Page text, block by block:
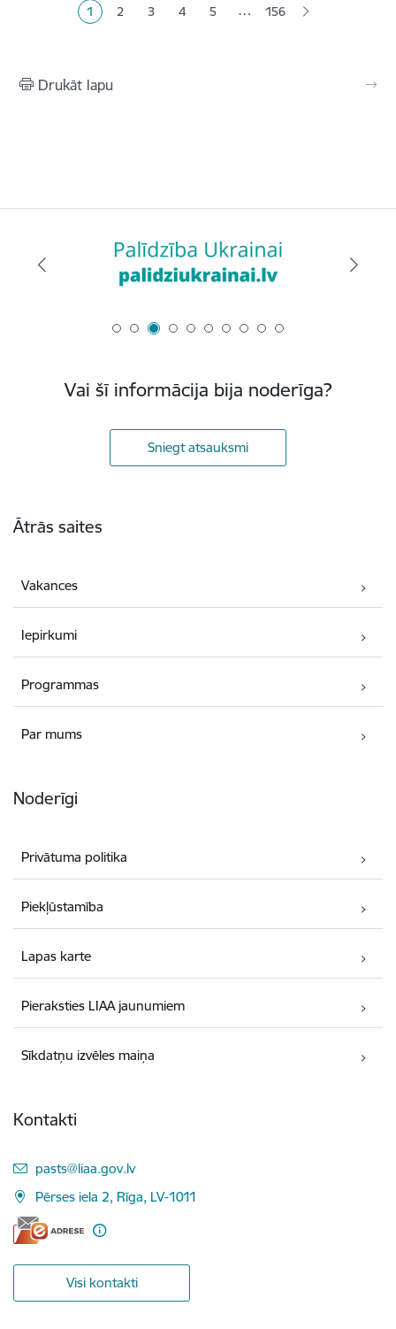
Pašreizējā lapa
1 Lapa
2 Lapa
3 Lapa
4 Lapa
5 … 156
Drukāt lapu
Vai šī informācija bija noderīga?
Sniegt atsauksmi
Ātrās saites
Vakances
Iepirkumi
Programmas
Par mums
Noderīgi
Privātuma politika
Piekļūstamība
Lapas karte
Pieraksties LIAA jaunumiem
Sīkdatņu izvēles maiņa
Kontakti
E-pasts:
pasts@liaa.gov.lv
Pērses iela 2, Rīga, LV-1011
Visi kontakti